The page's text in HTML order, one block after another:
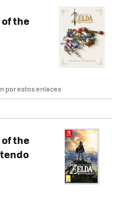
of the
por estos enlaces
of the